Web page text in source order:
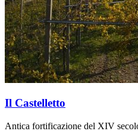
Il Castelletto
Antica fortificazione del XIV